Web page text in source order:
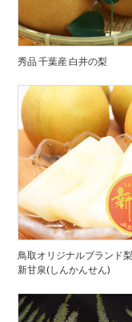
秀品 千葉産 白井の梨
鳥取オリジナルブランド梨
新甘泉(しんかんせん)